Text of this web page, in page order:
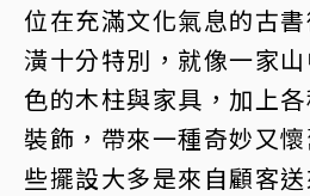
位在充滿文化氣息的古
潢十分特別，就像一家
色的木柱與家具，加上
裝飾，帶來一種奇妙又
些擺設大多是來自顧客